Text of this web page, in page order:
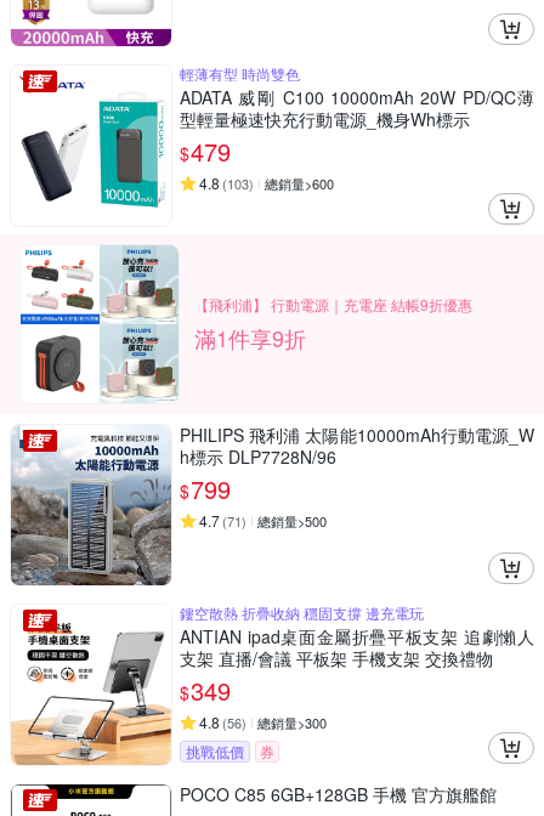
輕薄有型 時尚雙色
ADATA 威剛 C100 10000mAh 20W PD/QC薄
型輕量極速快充行動電源_機身Wh標示
$479
4.8 (103) 總銷量>600
【飛利浦】 行動電源｜充電座 結帳9折優惠
滿1件享9折
PHILIPS 飛利浦 太陽能10000mAh行動電源_W
h標示 DLP7728N/96
$799
4.7(71) 總銷量>500
鏤空散熱 折疊收納 穩固支撐 邊充電玩
ANTIAN ipad桌面金屬折疊平板支架 追劇懶人
支架 直播/會議 平板架 手機支架 交換禮物
$349
4.8 (56) 總銷量>300
挑戰低價 券
POCO C85 6GB+128GB 手機 官方旗艦館